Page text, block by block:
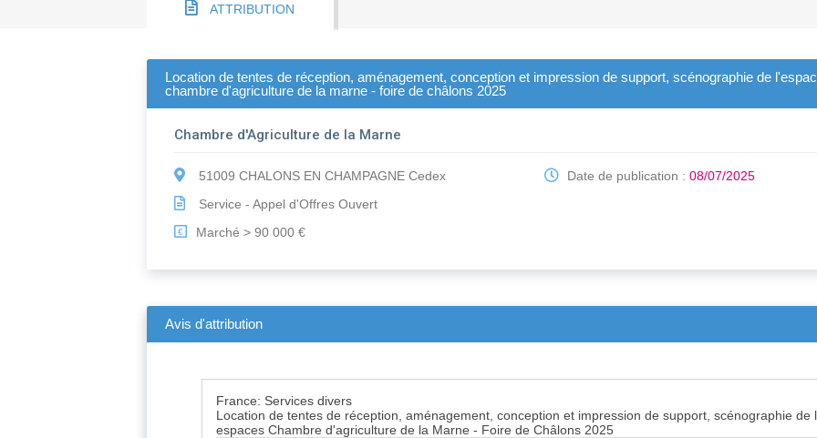
ATTRIBUTION
Location de tentes de réception, aménagement, conception et impression de support, scénographie de
chambre d'agriculture de la marne - foire de châlons 2025
Chambre d'Agriculture de la Marne
51009 CHALONS EN CHAMPAGNE Cedex
Service - Appel d'Offres Ouvert
€ Marché > 90 000 €
Date de publication : 08/07/2025
Avis d'attribution
France: Services divers
Location de tentes de réception, aménagement, conception et impression de support, scénographie
espaces Chambre d'agriculture de la Marne - Foire de Châlons 2025